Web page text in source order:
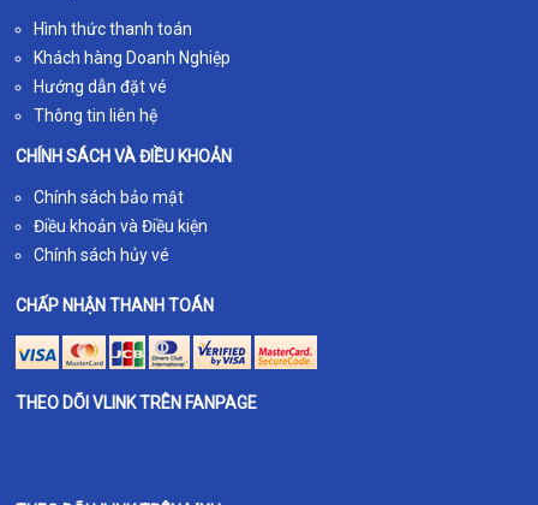
Hình thức thanh toán
Khách hàng Doanh Nghiệp
Hướng dẫn đặt vé
Thông tin liên hệ
CHÍNH SÁCH VÀ ĐIỀU KHOẢN
Chính sách bảo mật
Điều khoản và Điều kiện
Chính sách hủy vé
CHẤP NHẬN THANH TOÁN
THEO DÕI VLINK TRÊN FANPAGE